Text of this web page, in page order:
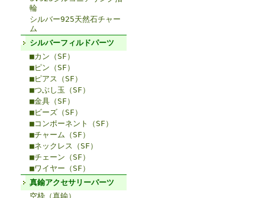
輪
シルバー925天然石チャー
ム
シルバーフィルドパーツ
■カン（SF）
■ピン（SF）
■ピアス（SF）
■つぶし玉（SF）
■金具（SF）
■ビーズ（SF）
■コンポーネント（SF）
■チャーム（SF）
■ネックレス（SF）
■チェーン（SF）
■ワイヤー（SF）
真鍮アクセサリーパーツ
空枠（真鍮）